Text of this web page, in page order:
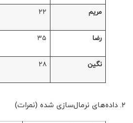
مریم
۲۲
رضا
۳۵
نگین
۲۸
۲. داده‌های نرمال‌سازی شده (نمرات)